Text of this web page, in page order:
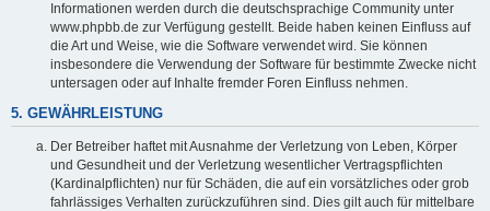
Informationen werden durch die deutschsprachige Community unter
www.phpbb.de zur Verfügung gestellt. Beide haben keinen Einfluss auf
die Art und Weise, wie die Software verwendet wird. Sie können
insbesondere die Verwendung der Software für bestimmte Zwecke nicht
untersagen oder auf Inhalte fremder Foren Einfluss nehmen.
5. GEWÄHRLEISTUNG
Der Betreiber haftet mit Ausnahme der Verletzung von Leben, Körper
und Gesundheit und der Verletzung wesentlicher Vertragspflichten
(Kardinalpflichten) nur für Schäden, die auf ein vorsätzliches oder grob
fahrlässiges Verhalten zurückzuführen sind. Dies gilt auch für mittelbare